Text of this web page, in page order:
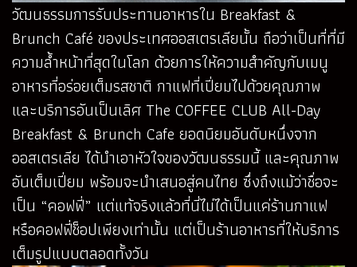
วัฒนธรรมการรับประทานอาหารใน Breakfast &
Brunch Café ของประเทศออสเตรเลียนั้น ถือว่าเป็นที่ที่มี
ความล้ำหน้าที่สุดในโลก ด้วยการให้ความสำคัญกับเมนู
อาหารที่อร่อยเต็มรสชาติ กาแฟที่เปี่ยมไปด้วยคุณภาพ
และบริการอันเป็นเลิศ The COFFEE CLUB All-Day
Breakfast & Brunch Cafe ยอดนิยมอันดับหนึ่งจาก
ออสเตรเลีย ได้นำเอาหัวใจของวัฒนธรรมนี้ และคุณภาพ
อันเต็มเปี่ยม พร้อมจะนำเสนอสู่คนไทย ซึ่งถึงแม้ว่าชื่อจะ
เป็น “คอฟฟี่” แต่แท้จริงแล้วที่นี่ไม่ได้เป็นแค่ร้านกาแฟ
หรือคอฟฟี่ช็อปเพียงเท่านั้น แต่เป็นร้านอาหารที่ให้บริการ
เต็มรูปแบบตลอดทั้งวัน